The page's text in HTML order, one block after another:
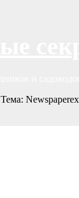
Тема: